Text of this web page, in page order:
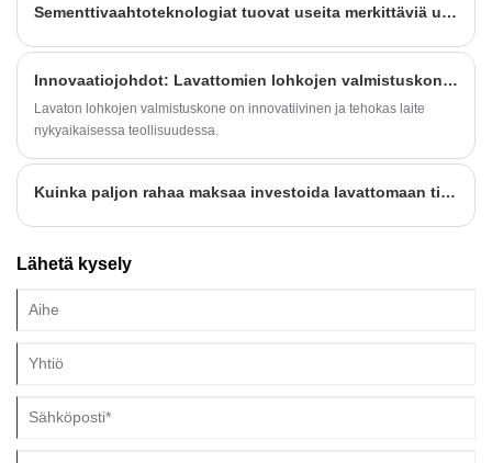
Sementtivaahtoteknologiat tuovat useita merkittäviä uusia rakennusmateriaaleja
Innovaatiojohdot: Lavattomien lohkojen valmistuskoneiden erinomainen suorituskyky
Lavaton lohkojen valmistuskone on innovatiivinen ja tehokas laite
nykyaikaisessa teollisuudessa.
Kuinka paljon rahaa maksaa investoida lavattomaan tiilikoneeseen
Lähetä kysely